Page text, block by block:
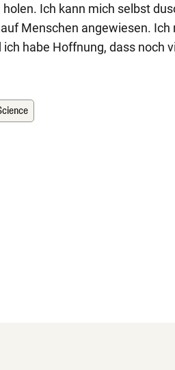
Ich kann mich selbst
Menschen angewiesen. Ich
habe Hoffnung, dass noch